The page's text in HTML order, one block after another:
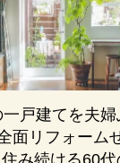
戸建てを夫婦
面リフォーム
み続ける60代